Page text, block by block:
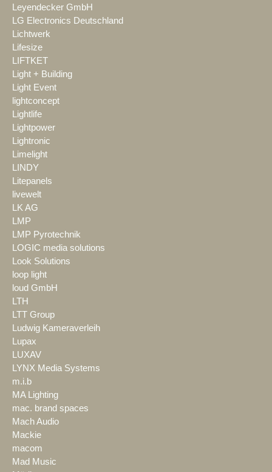
Leyendecker GmbH
LG Electronics Deutschland
Lichtwerk
Lifesize
LIFTKET
Light + Building
Light Event
lightconcept
Lightlife
Lightpower
Lightronic
Limelight
LINDY
Litepanels
livewelt
LK AG
LMP
LMP Pyrotechnik
LOGIC media solutions
Look Solutions
loop light
loud GmbH
LTH
LTT Group
Ludwig Kameraverleih
Lupax
LUXAV
LYNX Media Systems
m.i.b
MA Lighting
mac. brand spaces
Mach Audio
Mackie
macom
Mad Music